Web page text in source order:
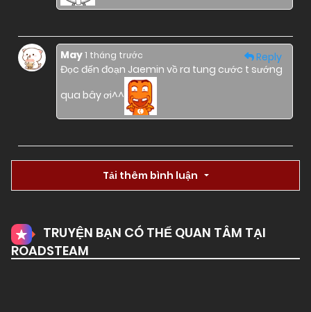
May1 tháng trước
Đọc đến đoạn Jaemin vồ ra tung cước t sướng
qua bây ơi^^
Reply
Tải thêm bình luận
TRUYỆN BẠN CÓ THỂ QUAN TÂM TẠI
ROADSTEAM